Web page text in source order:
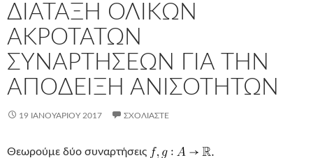
ΔΙΑΤΑΞΗ ΟΛΙΚΩΝ
ΑΚΡΟΤΑΤΩΝ
ΣΥΝΑΡΤΗΣΕΩΝ ΓΙΑ ΤΗΝ
ΑΠΟΔΕΙΞΗ ΑΝΙΣΟΤΗΤΩΝ
19 ΙΑΝΟΥΑΡΊΟΥ 2017 ΣΧΟΛΙΆΣΤΕ
Θεωρούμε δύο συναρτήσεις